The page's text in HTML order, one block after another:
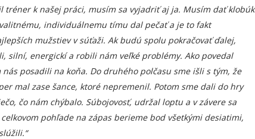
tréner k našej práci, musím sa vyjadriť aj ja. Musím dať klobúk
individuálnemu tímu dal pečať a je to fakt
mužstiev v súťaži. Ak budú spolu pokračovať ďalej,
silní, energickí a robili nám veľké problémy. Ako povedal
posadili na koňa. Do druhého polčasu sme išli s tým, že
mal zase šance, ktoré nepremenil. Potom sme dali do hry
čo nám chýbalo. Súbojovosť, udržal loptu a v závere sa
pohľade na zápas berieme bod všetkými desiatimi,